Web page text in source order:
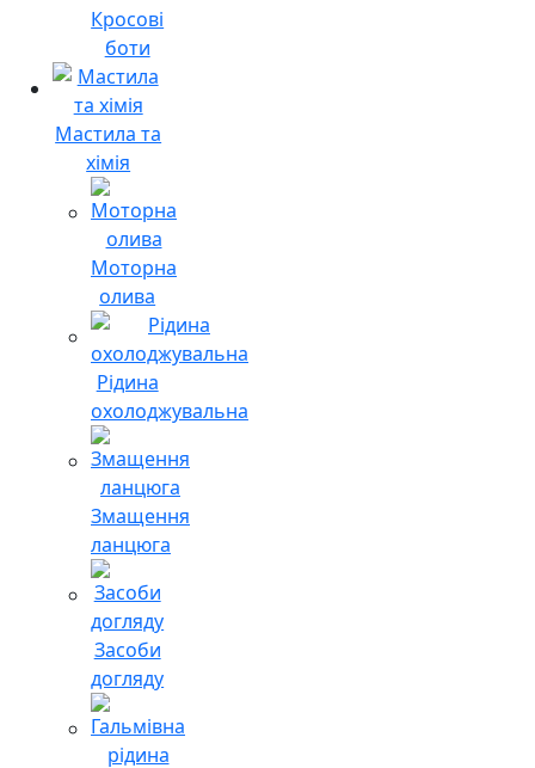
Кросові
боти
Мастила та
хімія
Моторна
олива
Рідина
охолоджувальна
Змащення
ланцюга
Засоби
догляду